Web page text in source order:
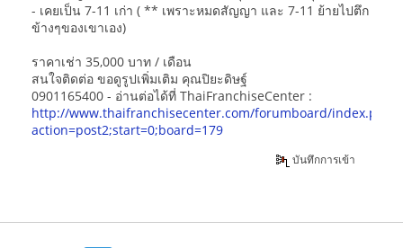
- เคยเป็น 7-11 เก่า ( ** เพราะหมดสัญญา และ 7-11 ย้ายไปตึก
ข้างๆของเขาเอง)
ราคาเช่า 35,000 บาท / เดือน
สนใจติดต่อ ขอดูรูปเพิ่มเติม คุณปิยะดิษฐ์
0901165400 - อ่านต่อได้ที่ ThaiFranchiseCenter :
http://www.thaifranchisecenter.com/forumboard/index.php?
action=post2;start=0;board=179
บันทึกการเข้า